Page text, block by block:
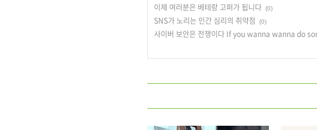
이제 여러분은 베테랑 고퍼가 됩니다 (0)
SNS가 노리는 인간 심리의 취약점 (0)
사이버 보안은 전쟁이다 If you wanna wanna do